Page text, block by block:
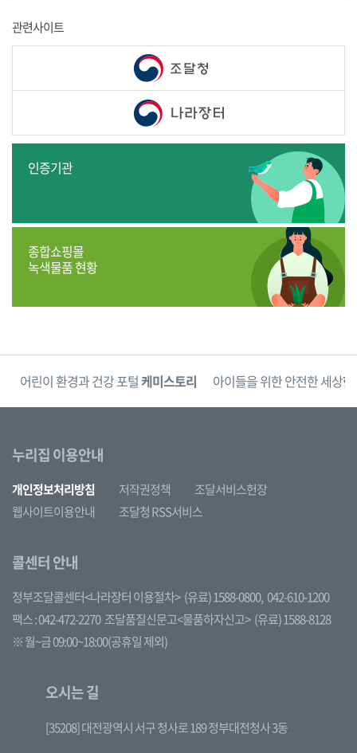
관련사이트
인증기관
종합쇼핑몰
녹색물품 현황
어린이 환경과 건강 포털케미스토리 아이들을 위한 안전한 세상
누리집 이용안내
개인정보처리방침 저작권정책
조달서비스헌장
웹사이트이용안내
조달청 RSS서비스
콜센터 안내
정부조달콜센터<나라장터 이용절차> (유료) 1588-0800, 042-610-1200
팩스 : 042-472-2270 조달품질신문고<물품하자신고> (유료) 1588-8128
※ 월~금 09:00~18:00(공휴일 제외)
오시는 길
[35208] 대전광역시 서구 청사로 189 정부대전청사 3동